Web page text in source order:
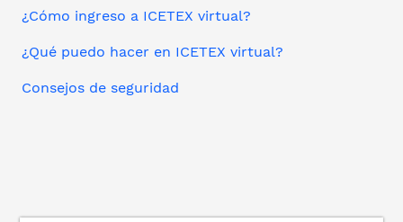
¿Cómo ingreso a ICETEX virtual?
¿Qué puedo hacer en ICETEX virtual?
Consejos de seguridad